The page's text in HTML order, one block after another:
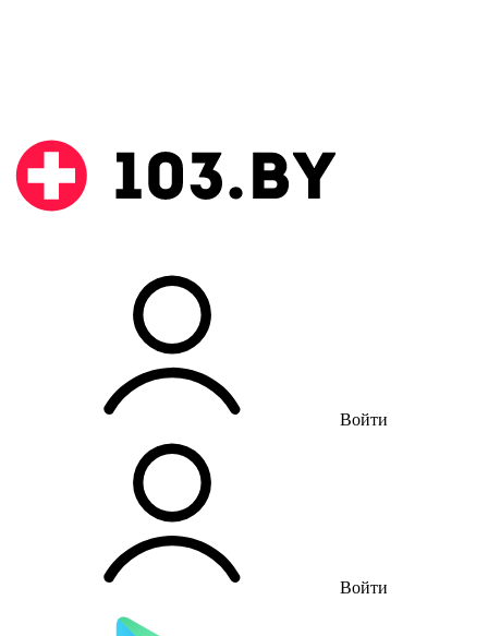
Войти
Войти